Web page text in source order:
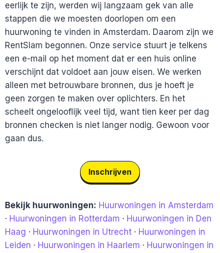
eerlijk te zijn, werden wij langzaam gek van alle
stappen die we moesten doorlopen om een
huurwoning te vinden in Amsterdam. Daarom zijn we
RentSlam begonnen. Onze service stuurt je telkens
een e-mail op het moment dat er een huis online
verschijnt dat voldoet aan jouw eisen. We werken
alleen met betrouwbare bronnen, dus je hoeft je
geen zorgen te maken over oplichters. En het
scheelt ongelooflijk veel tijd, want tien keer per dag
bronnen checken is niet langer nodig. Gewoon voor
gaan dus.
Inschrijven
Bekijk huurwoningen: Huurwoningen in Amsterdam
· Huurwoningen in Rotterdam · Huurwoningen in Den
Haag · Huurwoningen in Utrecht · Huurwoningen in
Leiden · Huurwoningen in Haarlem · Huurwoningen in